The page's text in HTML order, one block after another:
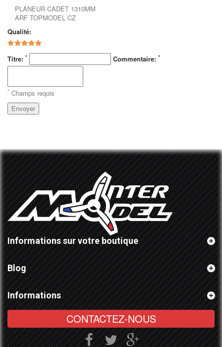
PLANEUR CADET 1310MM
ARF TOPMODEL CZ
Qualité:
Titre: * Commentaire: *
* Champs requis
Envoyer
Informations sur votre boutique
Blog
Informations
CONTACTEZ-NOUS